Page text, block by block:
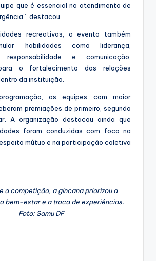
que é essencial no atendimento de
destacou.
recreativas, o evento também
habilidades como liderança,
responsabilidade e comunicação,
o fortalecimento das relações
da instituição.
as equipes com maior
premiações de primeiro, segundo
A organização destacou ainda que
foram conduzidas com foco na
mútuo e na participação coletiva
a competição, a gincana priorizou a
bem-estar e a troca de experiências.
Foto: Samu DF